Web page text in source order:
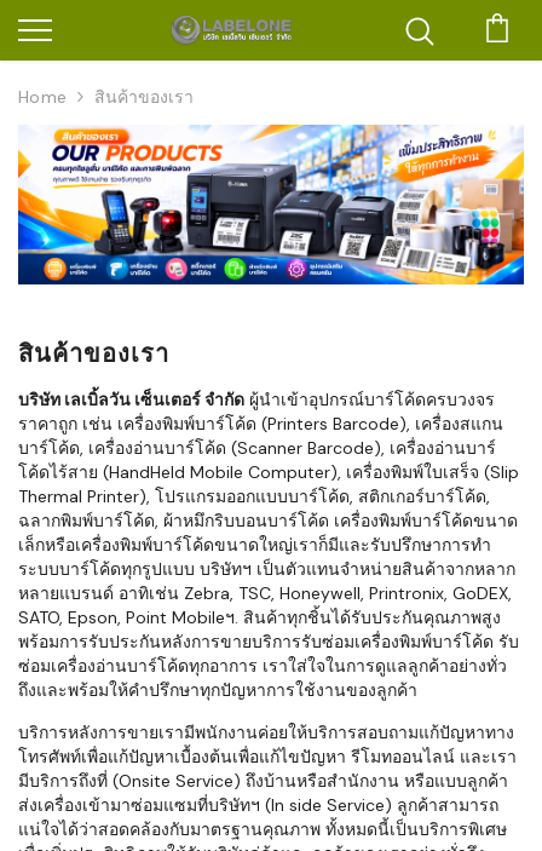
Home สินค้าของเรา
สินค้าของเรา
บริษัท เลเบิ้ลวัน เซ็นเตอร์ จำกัด ผู้นำเข้าอุปกรณ์บาร์โค้ดครบวงจร
ราคาถูก เช่น เครื่องพิมพ์บาร์โค้ด (Printers Barcode), เครื่องสแกน
บาร์โค้ด, เครื่องอ่านบาร์โค้ด (Scanner Barcode), เครื่องอ่านบาร์
โค้ดไร้สาย (HandHeld Mobile Computer), เครื่องพิมพ์ใบเสร็จ (Slip
Thermal Printer), โปรแกรมออกแบบบาร์โค้ด, สติกเกอร์บาร์โค้ด,
ฉลากพิมพ์บาร์โค้ด, ผ้าหมึกริบบอนบาร์โค้ด เครื่องพิมพ์บาร์โค้ดขนาด
เล็กหรือเครื่องพิมพ์บาร์โค้ดขนาดใหญ่เราก็มีและรับปรึกษาการทำ
ระบบบาร์โค้ดทุกรูปแบบ บริษัทฯ เป็นตัวแทนจำหน่ายสินค้าจากหลาก
หลายแบรนด์ อาทิเช่น Zebra, TSC, Honeywell, Printronix, GoDEX,
SATO, Epson, Point Mobileฯ. สินค้าทุกชิ้นได้รับประกันคุณภาพสูง
พร้อมการรับประกันหลังการขายบริการรับซ่อมเครื่องพิมพ์บาร์โค้ด รับ
ซ่อมเครื่องอ่านบาร์โค้ดทุกอาการ เราใส่ใจในการดูแลลูกค้าอย่างทั่ว
ถึงและพร้อมให้คำปรึกษาทุกปัญหาการใช้งานของลูกค้า
บริการหลังการขายเรามีพนักงานค่อยให้บริการสอบถามแก้ปัญหาทาง
โทรศัพท์เพื่อแก้ปัญหาเบื้องต้นเพื่อแก้ไขปัญหา รีโมทออนไลน์ และเรา
มีบริการถึงที่ (Onsite Service) ถึงบ้านหรือสำนักงาน หรือแบบลูกค้า
ส่งเครื่องเข้ามาซ่อมแซมที่บริษัทฯ (In side Service) ลูกค้าสามารถ
แน่ใจได้ว่าสอดคล้องกับมาตรฐานคุณภาพ ทั้งหมดนี้เป็นบริการพิเศษ